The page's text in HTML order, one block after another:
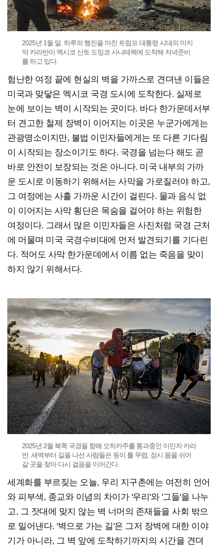
2025년 1월 말. 하루의 행진을 마친 트럼프 대통령 시대의 마지
막 카라반이 멕시코 산토 도밍코 사나테펙에 도착해 저녁준비
를 하고 있다.
험난한 여정 끝에 현실의 벽을 가까스로 견뎌낸 이들은
미국과 맞닿은 멕시코 국경 도시에 도착한다. 실제로
눈에 보이는 벽이 시작되는 곳이다. 바다 한가운데서부
터 견고한 철제 장벽이 이어지는 이곳은 누군가에게는
관광명소이지만, 불법 이민자들에게는 또 다른 기다림
이 시작되는 장소이기도 하다. 국경을 넘는다 해도 곧
바로 안전이 보장되는 것은 아니다. 미국 내부의 가까
운 도시로 이동하기 위해서는 사막을 가로질러야 하고,
그 여정에는 사흘 가까운 시간이 걸린다. 물과 음식 없
이 이어지는 사막 횡단은 목숨을 걸어야 하는 위험한
여정이다. 그래서 많은 이민자들은 사진처럼 국경 근처
에 머물며 미국 국경수비대에 먼저 발견되기를 기다린
다. 적어도 사막 한가운데에서 이름 없는 죽음을 맞이
하지 않기 위해서다.
2025년 2월 북쪽 국경을 향해 오하카주를 통과중인 이민자 카라
반. 새벽부터 길을 나선 사람들은 동이 틀 무렵, 잠시 몸을 쉬어
갈 곳을 찾아 다시 걸음을 이어간다.
세계화를 부르짖는 오늘, 우리 지구촌에는 여전히 언어
와 피부색, 종교와 이념의 차이가 '우리'와 '그들'을 나누
고, 그 잣대에 맞지 않는 벽 너머의 존재들을 사회 밖으
로 밀어낸다. '벽으로 가는 길'은 그저 장벽에 대한 이야
기가 아니라, 그 벽 앞에 도착하기까지의 시간을 견뎌